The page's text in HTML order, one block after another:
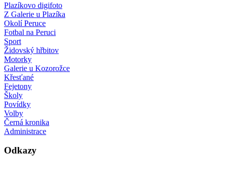
Plazíkovo digifoto
Z Galerie u Plazíka
Okolí Peruce
Fotbal na Peruci
Sport
Židovský hřbitov
Motorky
Galerie u Kozorožce
Křesťané
Fejetony
Školy
Povídky
Volby
Černá kronika
Administrace
Odkazy